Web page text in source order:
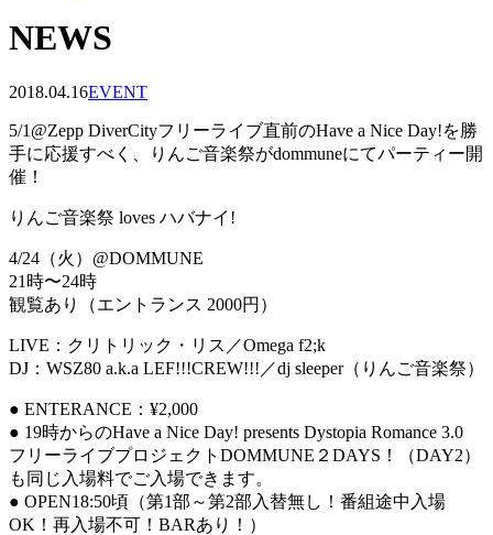
NEWS
2018.04.16EVENT
5/1@Zepp DiverCityフリーライブ直前のHave a Nice Day!を勝
手に応援すべく、りんご音楽祭がdommuneにてパーティー開
催！
りんご音楽祭 loves ハバナイ!
4/24（火）@DOMMUNE
21時〜24時
観覧あり（エントランス 2000円）
LIVE：クリトリック・リス／Omega f2;k
DJ：WSZ80 a.k.a LEF!!!CREW!!!／dj sleeper（りんご音楽祭）
● ENTERANCE：¥2,000
● 19時からのHave a Nice Day! presents Dystopia Romance 3.0
フリーライブプロジェクトDOMMUNE２DAYS！（DAY2）
も同じ入場料でご入場できます。
● OPEN18:50頃（第1部～第2部入替無し！番組途中入場
OK！再入場不可！BARあり！）